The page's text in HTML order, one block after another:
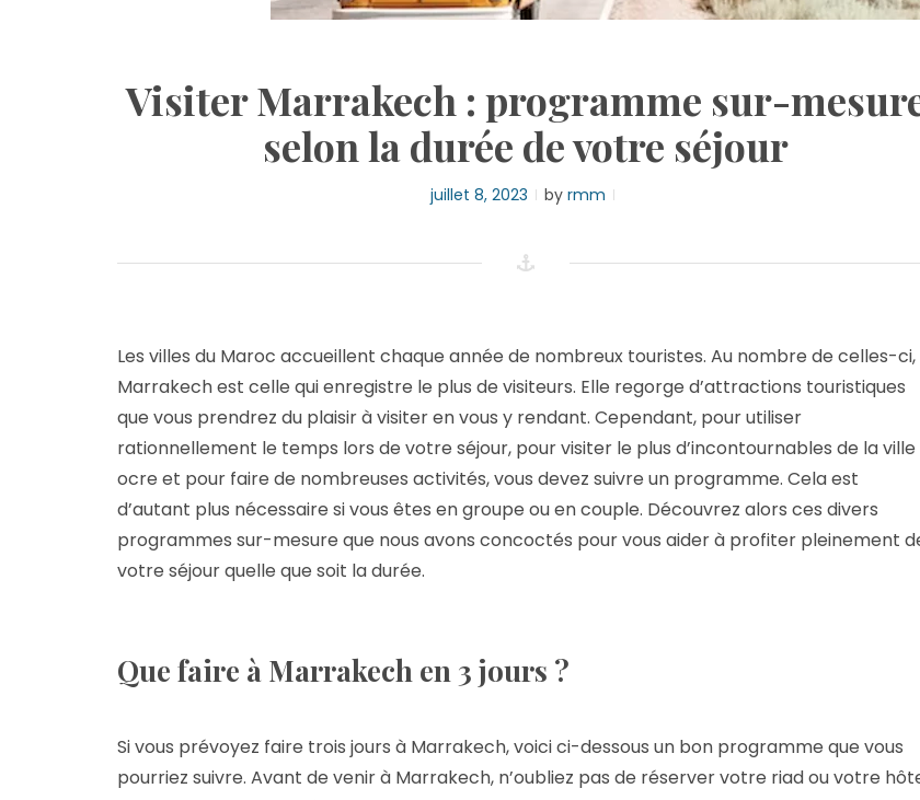
Visiter Marrakech : programme sur-
selon la durée de votre séjour
juillet 8, 2023 by rmm
Les villes du Maroc accueillent chaque année de nombreux touristes. Au nombre de celles-ci,
Marrakech est celle qui enregistre le plus de visiteurs. Elle regorge d’attractions touristiques
que vous prendrez du plaisir à visiter en vous y rendant. Cependant, pour utiliser
rationnellement le temps lors de votre séjour, pour visiter le plus d’incontournables de la ville
ocre et pour faire de nombreuses activités, vous devez suivre un programme. Cela est
d’autant plus nécessaire si vous êtes en groupe ou en couple. Découvrez alors ces divers
programmes sur-mesure que nous avons concoctés pour vous aider à profiter pleinement
votre séjour quelle que soit la durée.
Que faire à Marrakech en 3 jours ?
Si vous prévoyez faire trois jours à Marrakech, voici ci-dessous un bon programme que vous
pourriez suivre. Avant de venir à Marrakech, n’oubliez pas de réserver votre riad ou votre